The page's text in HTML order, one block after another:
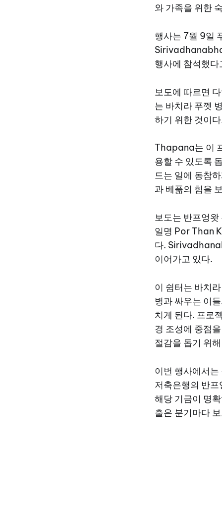
와 가족을 위한
행사는 7월 9일
행사에 참석했다
보도에 따르면
는 바치라 푸껫
하기 위한 것이
Thapana는 이
용할 수 있도록
드는 일에 동참
과 베풂의 힘을
보도는 반프엉
일명 Por Than
다.
이어가고 있다.
이 쉼터는 바치
병과 싸우는 이
치게 된다. 프로
경 조성에 중점
절감을 돕기 위
이번 행사에서
저축은행의 반
해당 기금이 명
출은 분기마다